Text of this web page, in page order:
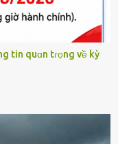
tin quɑn tɾọng về kỳ